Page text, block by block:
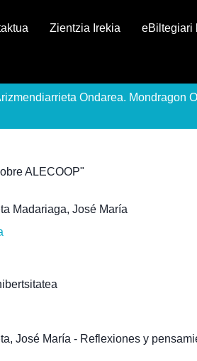
Zientzia Irekia eBiltegiari
Ondarea. Mondragon
ALECOOP"
Madariaga, José María
José María - Reflexiones y